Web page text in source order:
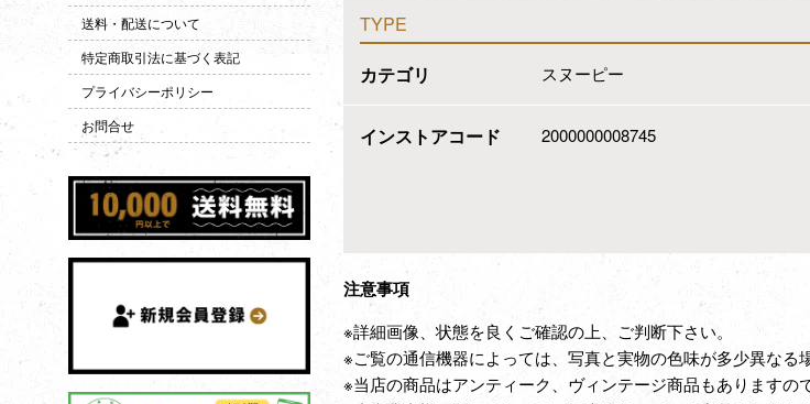
送料・配送について
特定商取引法に基づく表記
プライバシーポリシー
お問合せ
TYPE
カテゴリ
スヌーピー
インストアコード 2000000008745
注意事項
※詳細画像、状態を良くご確認の上、ご判断下さい。
※ご覧の通信機器によっては、写真と実物の色味が多少異なる
※当店の商品はアンティーク、ヴィンテージ商品もありますの